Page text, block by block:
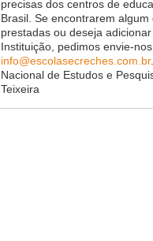
precisas dos centros de
Brasil. Se encontrarem
prestadas ou deseja
Instituição, pedimos envie-
info@escolasecreches.com.br
Nacional de Estudos e
Teixeira